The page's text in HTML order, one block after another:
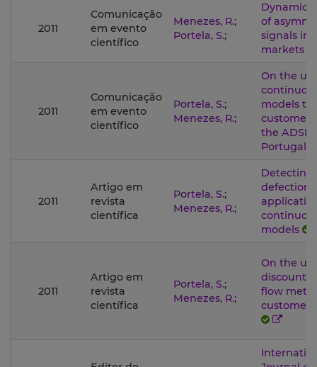
2011
Comunicação
em evento
científico
Menezes, R.;
Portela, S.;
Dynamic
of
signals in
markets
2011
Comunicação
em evento
científico
Portela, S.;
Menezes, R.;
On the
models to
customer
the ADSL
Portugal
2011
Artigo em
revista
científica
Portela, S.;
Menezes, R.;
Detecting
models
2011
Artigo em
revista
científica
Portela, S.;
Menezes, R.;
On the
flow
customer